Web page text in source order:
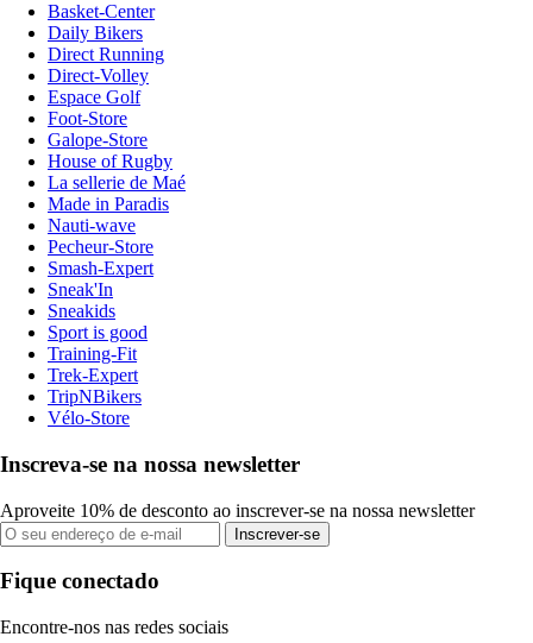
Basket-Center
Daily Bikers
Direct Running
Direct-Volley
Espace Golf
Foot-Store
Galope-Store
House of Rugby
La sellerie de Maé
Made in Paradis
Nauti-wave
Pecheur-Store
Smash-Expert
Sneak'In
Sneakids
Sport is good
Training-Fit
Trek-Expert
TripNBikers
Vélo-Store
Inscreva-se na nossa newsletter
Aproveite 10% de desconto ao inscrever-se na nossa newsletter
Inscrever-se
Fique conectado
Encontre-nos nas redes sociais